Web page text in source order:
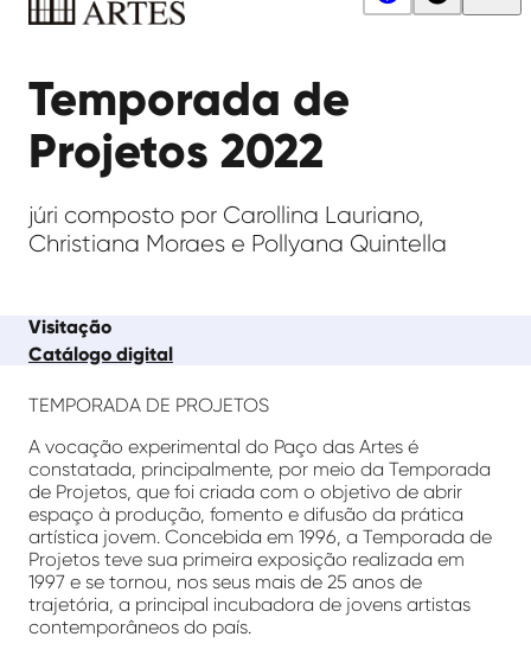
Artes
Temporada de
Projetos 2022
júri composto por Carollina Lauriano,
Christiana Moraes e Pollyana Quintella
Visitação
Catálogo digital
TEMPORADA DE PROJETOS
A vocação experimental do Paço das Artes é
constatada, principalmente, por meio da Temporada
de Projetos, que foi criada com o objetivo de abrir
espaço à produção, fomento e difusão da prática
artística jovem. Concebida em 1996, a Temporada de
Projetos teve sua primeira exposição realizada em
1997 e se tornou, nos seus mais de 25 anos de
trajetória, a principal incubadora de jovens artistas
contemporâneos do país.